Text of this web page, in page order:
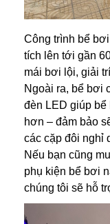
Công trình bể
tích lên tới gần
mái bơi lội, giải
Ngoài ra, bể bơi
đèn LED giúp bể
hơn – đảm bảo
các cặp đôi nghỉ
Nếu bạn cũng
phụ kiện bể bơi
chúng tôi sẽ hỗ